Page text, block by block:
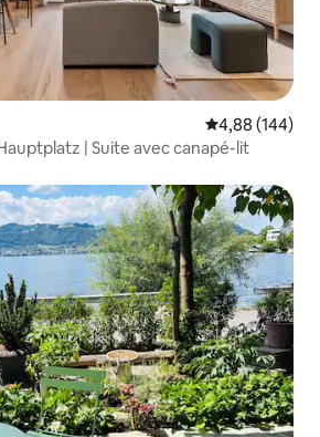
Note
4,88 (144)
| Suite avec canapé-lit